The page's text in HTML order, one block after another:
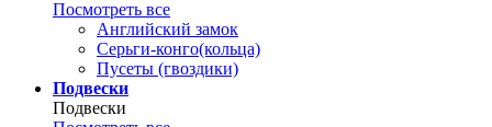
Посмотреть все
Английский замок
Серьги-конго(кольца)
Пусеты (гвоздики)
Подвески
Подвески